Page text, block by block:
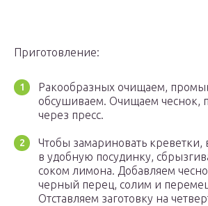
Приготовление:
Ракообразных очищаем,
обсушиваем. Очищаем чеснок,
через пресс.
Чтобы замариновать
в удобную посудинку,
соком лимона. Добавляем
черный перец, солим и
Отставляем заготовку на